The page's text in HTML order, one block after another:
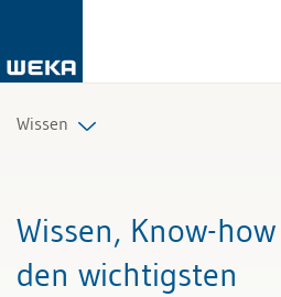
Wissen
Management
Wissen, Know-
den wichtigsten